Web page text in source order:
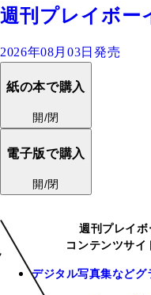
週刊プレイボー
2026年08月03日発売
紙の本で購入
開/閉
電子版で購入
開/閉
週刊プレイ
コンテンツサイ
デジタル写真集など